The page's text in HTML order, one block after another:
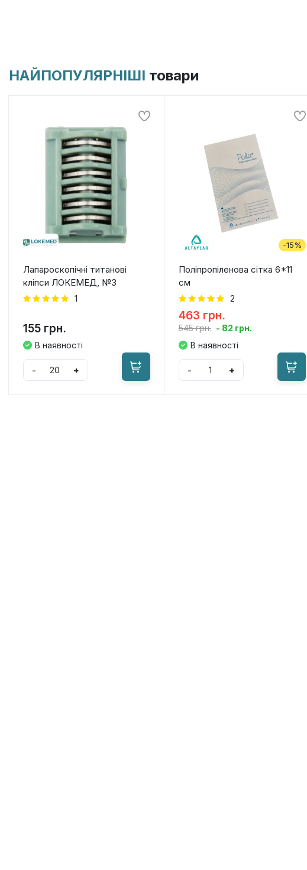
НАЙПОПУЛЯРНІШІ товари
Лапароскопічні титанові
кліпси ЛОКЕМЕД, №3
1
155 грн.
В наявності
- +
-15%
Поліпропіленова сітка 6*11
см
2
463 грн.
545 грн. - 82 грн.
В наявності
- +